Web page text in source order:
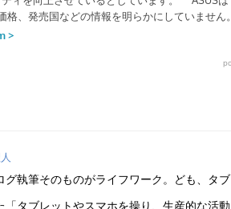
グ執筆そのものがライフワーク。ども、タブ
「タブレットやスマホを操り、生産的な活動